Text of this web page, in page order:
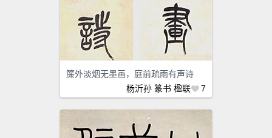
簾外淡烟无墨画，庭前疏雨有声诗
杨沂孙 篆书 楹联 7